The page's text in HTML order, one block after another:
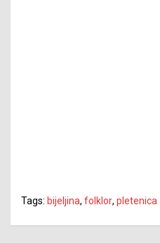
Tags: bijeljina, folklor, pletenica